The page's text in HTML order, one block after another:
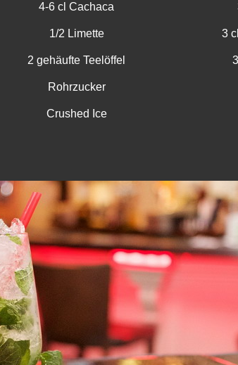
4-6 cl Cachaca
1/2 Limette
2 gehäufte Teelöffel
Rohrzucker
Crushed Ice
3